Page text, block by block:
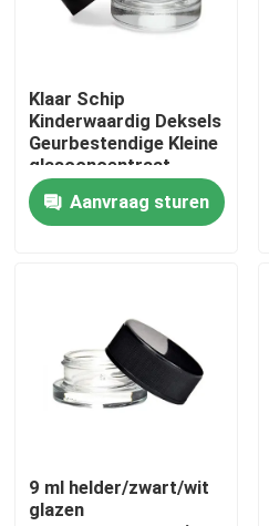
Video's
Ongeveer ons
Fabrieksreis
Nieuws
De Kruiken van het
Klaar Schip
Kinderwaardig Deksels
Geurbestendige Kleine
glasconcentraat
Bloemolie potten
Groothandel
Aanvraag sturen
9 ml helder/zwart/wit
glazen